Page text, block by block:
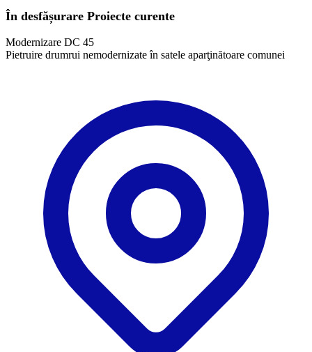
În desfășurare Proiecte curente
Modernizare DC 45
Pietruire drumrui nemodernizate în satele aparţinătoare comunei